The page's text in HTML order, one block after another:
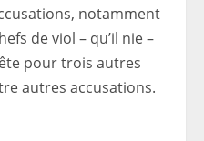
notamment
de viol – qu’il nie –
pour trois autres
autres accusations.